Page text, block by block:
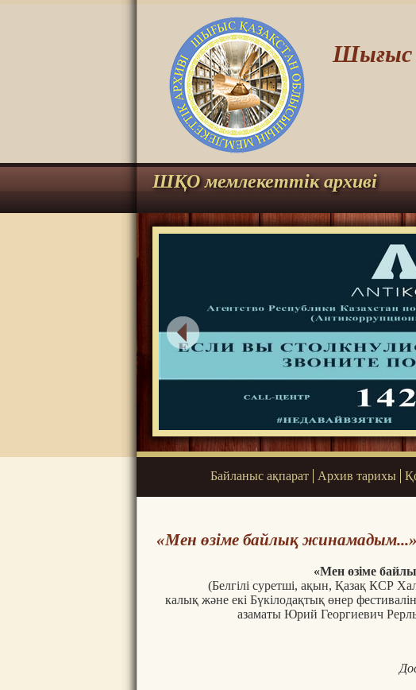
Шығыс
ШҚО мемлекеттік архиві
Байланыс ақпарат Архив тарихы
«Мен өзіме байлық жинамадым...»
«Мен өзіме
(Белгілі суретші, ақын, Қазақ КСР
калық және екі Бүкілодақтық өнер
азаматы Юрий Георгиевич
Аурулар
Достармен
Және